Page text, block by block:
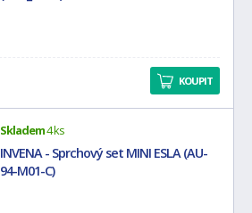
KOUPIT
Skladem4 ks
INVENA - Sprchový set MINI ESLA (AU-
94-M01-C)